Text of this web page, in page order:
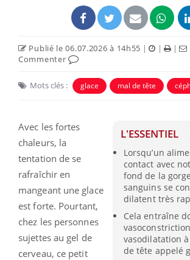
Publié le 06.07.2026 à 14h55 | | |
Commenter
Mots clés : glace mal de tête
L'ESSENTIEL
Lorsqu’un
contact avec
fond de la
sanguins se
dilatent très
Cela entraîne
vasodilatation
de tête appelé
Avec les fortes
chaleurs, la
tentation de se
rafraîchir en
mangeant une glace
est forte. Pourtant,
chez les personnes
sujettes au gel de
cerveau, ce petit